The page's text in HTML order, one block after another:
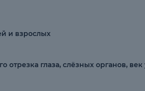
и взрослых
глаза, слёзных органов, век